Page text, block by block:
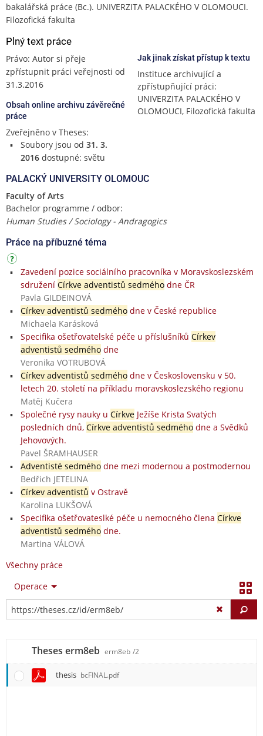
bakalářská práce (Bc.). UNIVERZITA PALACKÉHO V OLOMOUCI.
Filozofická fakulta
Plný text práce
Právo: Autor si přeje
zpřístupnit práci veřejnosti od
31.3.2016
Obsah online archivu závěrečné
práce
Zveřejněno v Theses:
Soubory jsou od 31. 3.
2016dostupné: světu
Jak jinak získat přístup k textu
Instituce archivující a
zpřístupňující práci:
UNIVERZITA PALACKÉHO V
OLOMOUCI, Filozofická fakulta
PALACKÝ UNIVERSITY OLOMOUC
Faculty of Arts
Bachelor programme / odbor:
Human Studies / Sociology - Andragogics
Práce na příbuzné téma
Zavedení pozice sociálního pracovníka v Moravskoslezském
sdružení Církve adventistů sedméhodne ČR
Pavla GILDEINOVÁ
Církev adventistů sedméhodne v České republice
Michaela Karásková
Specifika ošetřovatelské péče u příslušníků Církev
adventistů sedméhodne
Veronika VOTRUBOVÁ
Církev adventistů sedméhodne v Československu v 50.
letech 20. století na příkladu moravskoslezského regionu
Matěj Kučera
Společné rysy nauky u CírkveJežíše Krista Svatých
posledních dnů, Církve adventistů sedméhodne a Svědků
Jehovových.
Pavel ŠRAMHAUSER
Adventisté sedméhodne mezi modernou a postmodernou
Bedřich JETELINA
Církev adventistů v Ostravě
Karolina LUKŠOVÁ
Specifika ošetřovateslké péče u nemocného člena Církve
adventistů sedméhodne.
Martina VÁLOVÁ
Všechny práce
Operace
Theses erm8eb erm8eb /2
thesis bcFINAL.pdf